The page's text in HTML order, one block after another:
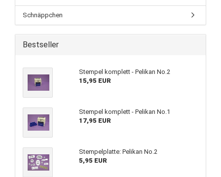
Schnäppchen
Bestseller
Stempel komplett - Pelikan No.2
15,95 EUR
Stempel komplett - Pelikan No.1
17,95 EUR
Stempelplatte: Pelikan No.2
5,95 EUR